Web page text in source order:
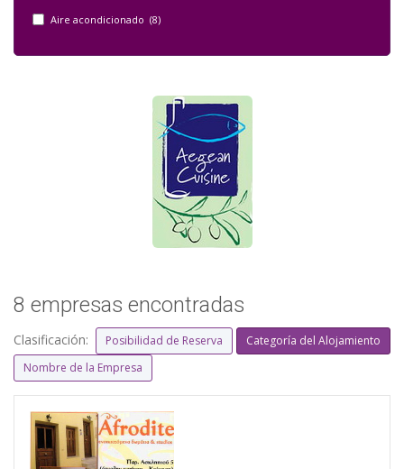
Aire acondicionado (8)
8 empresas encontradas
Clasificación: Posibilidad de Reserva
Categoría del Alojamiento
Nombre de la Empresa